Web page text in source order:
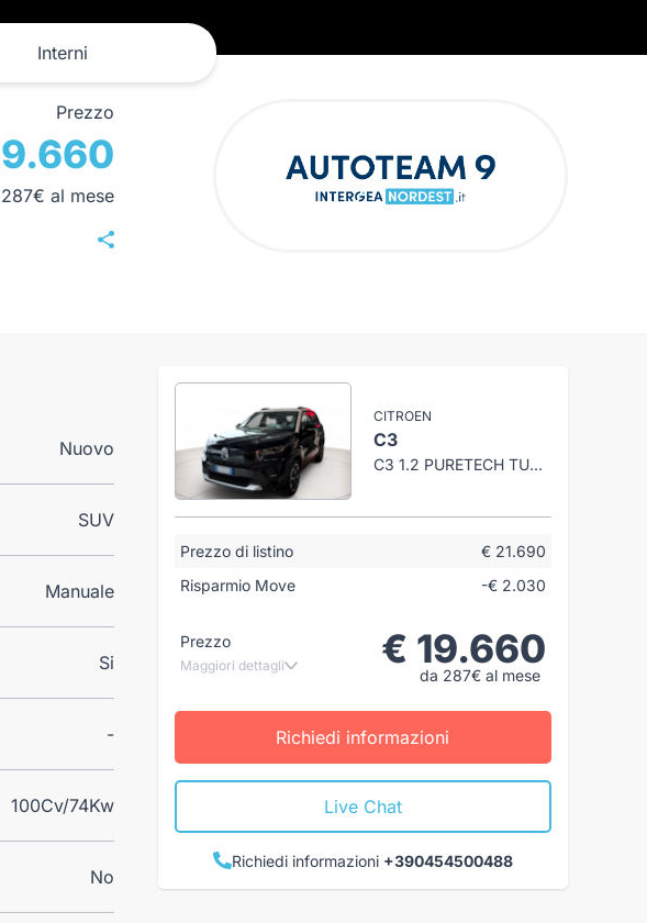
Interni
Prezzo
al mese
Nuovo
SUV
Manuale
Si
-
100Cv/74Kw
No
CITROEN
C3
C3 1.2 PURETECH TURBO MAX 100CV S&S
Prezzo di listino
€ 21.690
Risparmio Move
-€ 2.030
Prezzo
Maggiori dettagli € 19.660
da 287€ al mese
Richiedi informazioni
Live Chat
Richiedi informazioni +390454500488